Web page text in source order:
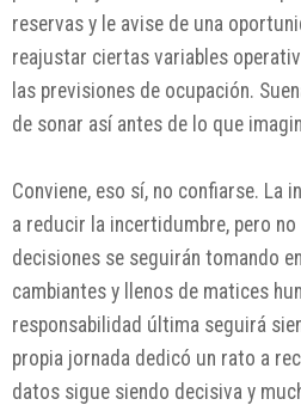
reservas y le avise de una
reajustar ciertas variables
las previsiones de ocupación.
de sonar así antes de lo que
Conviene, eso sí, no confiarse. La
a reducir la incertidumbre, pero
decisiones se seguirán tomando
cambiantes y llenos de matices
responsabilidad última seguirá
propia jornada dedicó un rato a
datos sigue siendo decisiva y